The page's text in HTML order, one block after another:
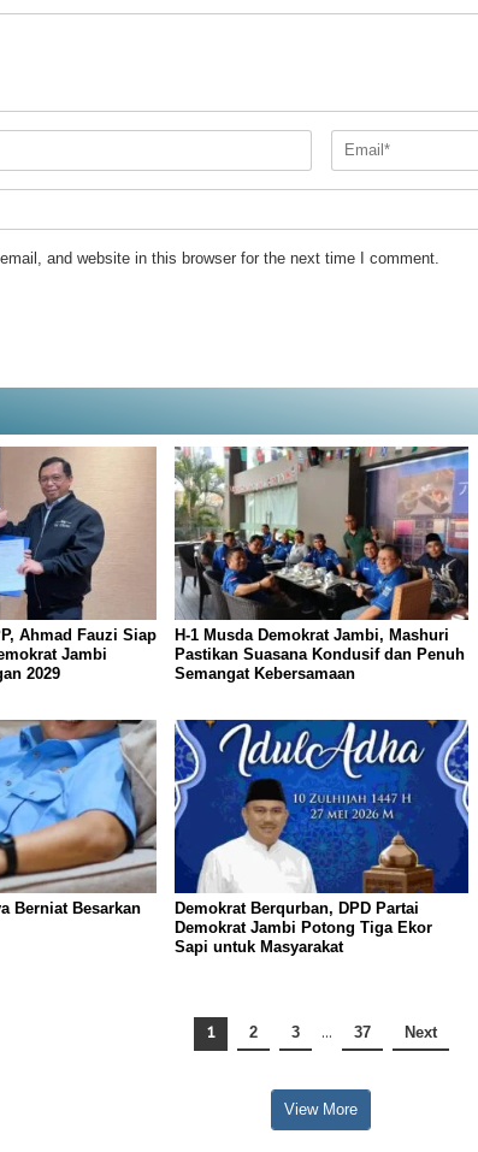
and website in this browser for the next time I comment.
Ahmad Fauzi Siap
Jambi
2029
H-1 Musda Demokrat Jambi, Mashuri
Pastikan Suasana Kondusif dan Penuh
Semangat Kebersamaan
Berniat Besarkan
Demokrat Berqurban, DPD Partai
Demokrat Jambi Potong Tiga Ekor
Sapi untuk Masyarakat
1 2 3 … 37 Next
View More